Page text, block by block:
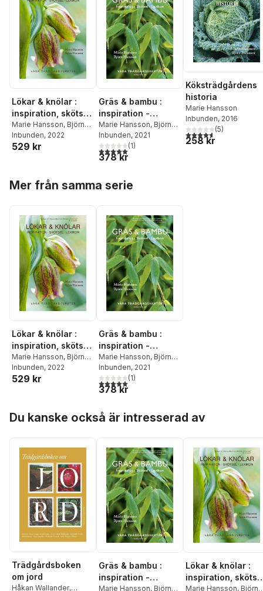
Lökar & knölar :
inspiration, skötsel,
lexikon
Marie Hansson, Björn
Hansson
Inbunden, 2022
529 kr
Gräs & bambu :
inspiration -
skötsel - lexikon
Marie Hansson, Björn
Hansson
Inbunden, 2021
5,0utav 5 stjärnor. Totalt antal röster:
(1)
378 kr
Köksträdgårdens
historia
Marie Hansson
Inbunden, 2016
4,6utav 5 stjärnor.
(5)
258 kr
Mer från samma serie
Lökar & knölar :
inspiration, skötsel,
lexikon
Marie Hansson, Björn
Hansson
Inbunden, 2022
529 kr
Gräs & bambu :
inspiration -
skötsel - lexikon
Marie Hansson, Björn
Hansson
Inbunden, 2021
5,0utav 5 stjärnor. Totalt antal röster:
(1)
378 kr
Du kanske också är intresserad av
Trädgårdsboken
om jord
Håkan Wallander,
Gräs & bambu :
inspiration -
Marie Hansson, Björn
Lökar & knölar :
inspiration,
Marie Hansson, Björn